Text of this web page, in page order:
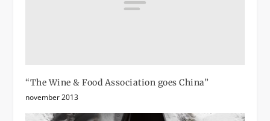
“The Wine & Food Association goes China”
november 2013